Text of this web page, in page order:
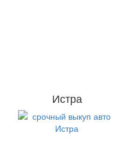
Истра